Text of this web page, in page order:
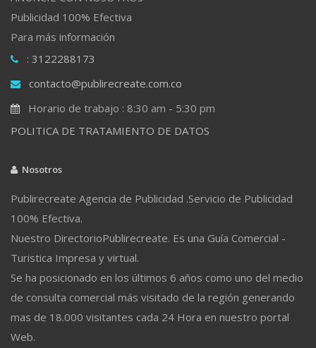
Publicidad 100% Efectiva
Para más información
: 3122288173
contacto@publirecreate.com.co
Horario de trabajo : 8:30 am - 5:30 pm
POLITICA DE TRATAMIENTO DE DATOS
Nosotros
Publirecreate Agencia de Publicidad .Servicio de Publicidad
100% Efectiva.
Nuestro DirectorioPublirecreate. Es una Guía Comercial -
Turistica Impresa y virtual.
Se ha posicionado en los últimos 6 años como uno del medio
de consulta comercial más visitado de la región generando
mas de 18.000 visitantes cada 24 Hora en nuestro portal
Web.